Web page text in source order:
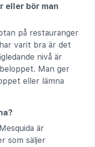
eller bör man
på restauranger
varit bra är det
nivå är
Man ger
eller lämna
är
som säljer